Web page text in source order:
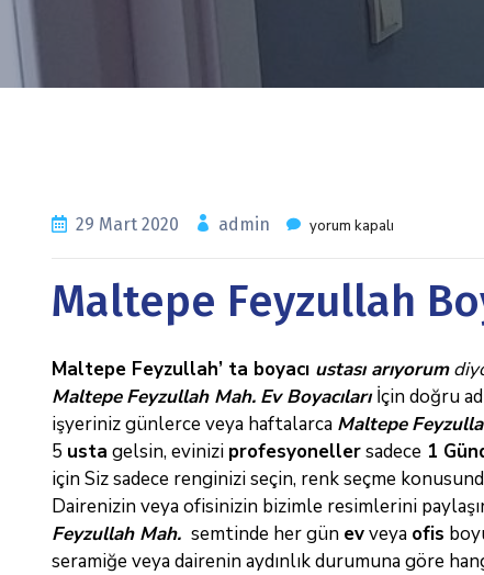
29 Mart 2020 admin yorum kapalı
Maltepe Feyzullah
Maltepe Feyzullah’ ta boyacı ustası arıyorum
Maltepe Feyzullah Mah. Ev Boyacılarıİçin doğru
işyeriniz günlerce veya haftalarca Maltepe
5 usta gelsin, evinizi profesyonellersadece 1
için Siz sadece renginizi seçin, renk seçme
Dairenizin veya ofisinizin bizimle resimlerini
Feyzullah Mah. semtinde her gün evveya ofis
seramiğe veya dairenin aydınlık durumuna göre